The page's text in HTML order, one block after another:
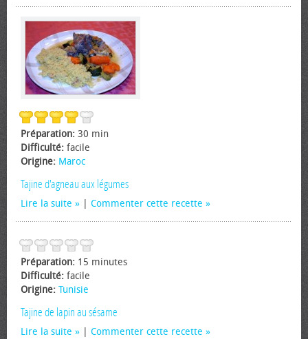
Préparation: 30 min
Difficulté: facile
Origine: Maroc
Tajine d'agneau aux légumes
Lire la suite Commenter cette recette
Préparation: 15 minutes
Difficulté: facile
Origine: Tunisie
Tajine de lapin au sésame
Lire la suite Commenter cette recette